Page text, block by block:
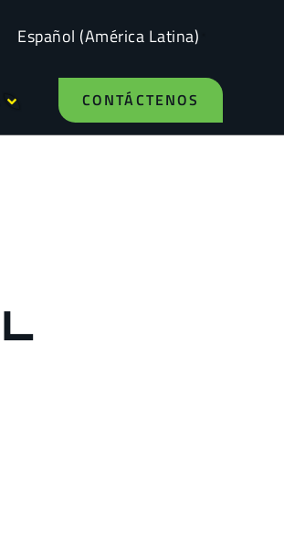
Español (América Latina)
CONTÁCTENOS